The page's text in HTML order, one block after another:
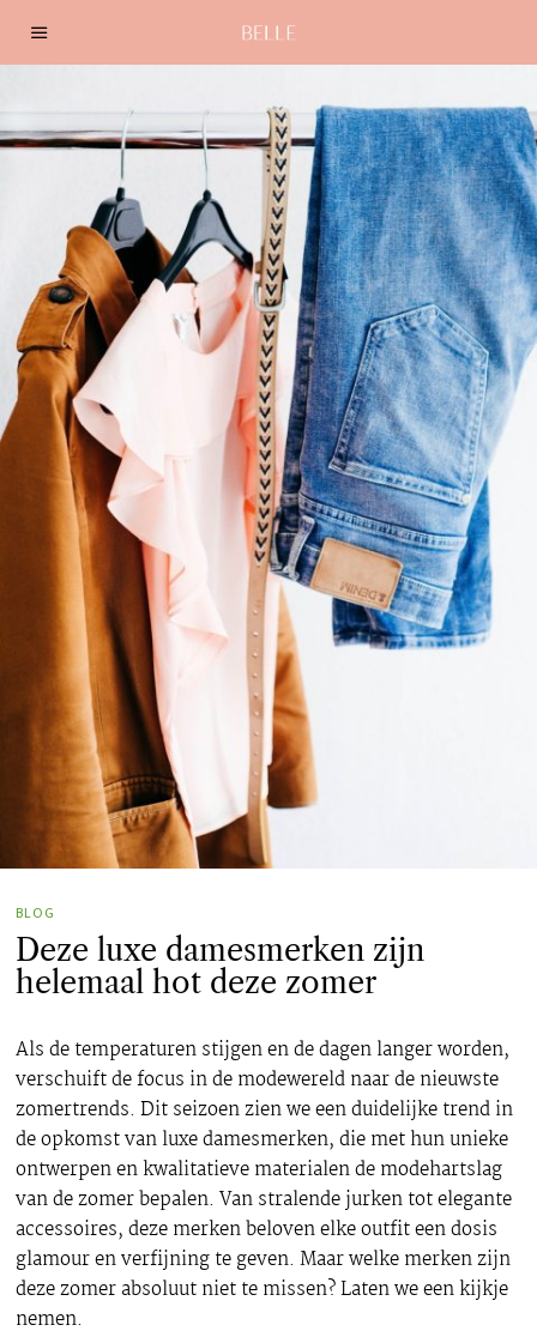
BLOG
Deze luxe damesmerken zijn
helemaal hot deze zomer
Als de temperaturen stijgen en de dagen langer worden,
verschuift de focus in de modewereld naar de nieuwste
zomertrends. Dit seizoen zien we een duidelijke trend in
de opkomst van luxe damesmerken, die met hun unieke
ontwerpen en kwalitatieve materialen de modehartslag
van de zomer bepalen. Van stralende jurken tot elegante
accessoires, deze merken beloven elke outfit een dosis
glamour en verfijning te geven. Maar welke merken zijn
deze zomer absoluut niet te missen? Laten we een kijkje
nemen.